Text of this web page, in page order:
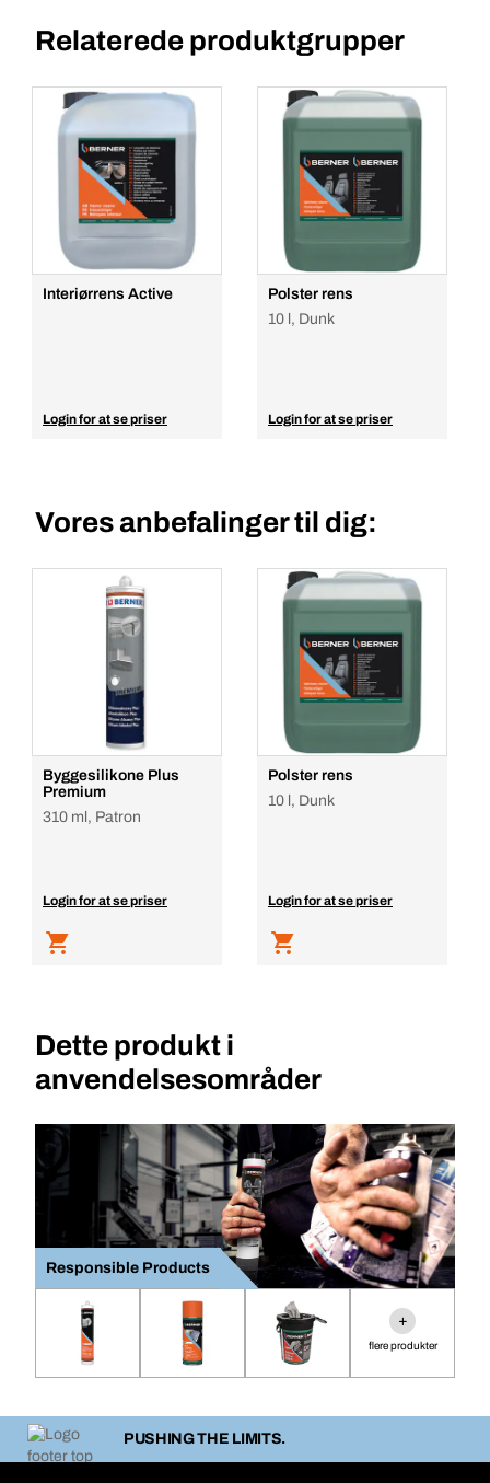
Relaterede produktgrupper
Interiørrens Active
Login for at se priser
Polster rens
10 l, Dunk
Login for at se priser
Vores anbefalinger til dig:
Byggesilikone Plus
Premium
310 ml, Patron
Login for at se priser
Polster rens
10 l, Dunk
Login for at se priser
Dette produkt i
anvendelsesområder
Responsible Products
+
flere produkter
PUSHING THE LIMITS.